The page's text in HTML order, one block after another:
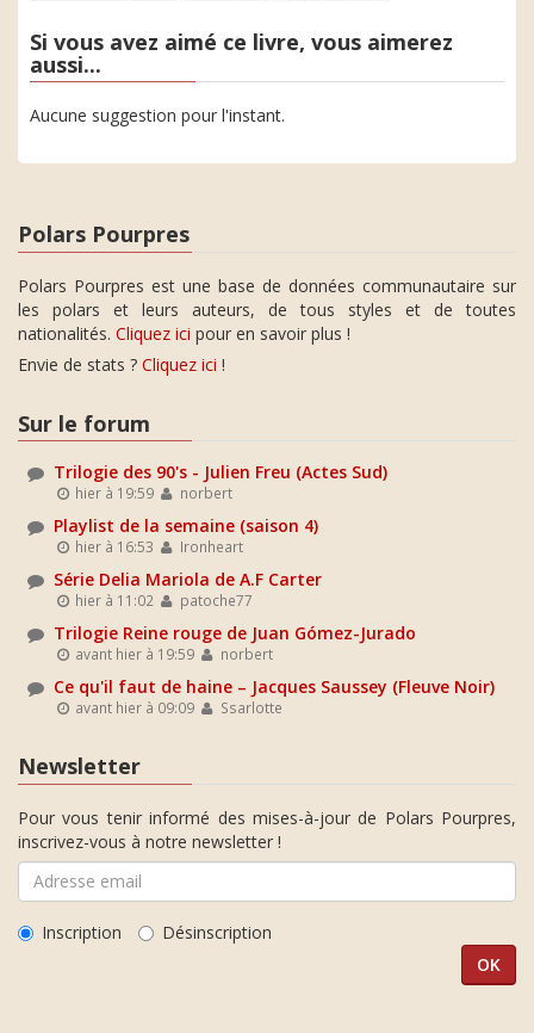
Si vous avez aimé ce livre, vous aimerez
aussi...
Aucune suggestion pour l'instant.
Polars Pourpres
Polars Pourpres est une base de données communautaire sur
les polars et leurs auteurs, de tous styles et de toutes
nationalités. Cliquez ici pour en savoir plus !
Envie de stats ? Cliquez ici !
Sur le forum
Trilogie des 90's - Julien Freu (Actes Sud)
hier à 19:59 norbert
Playlist de la semaine (saison 4)
hier à 16:53 Ironheart
Série Delia Mariola de A.F Carter
hier à 11:02 patoche77
Trilogie Reine rouge de Juan Gómez-Jurado
avant hier à 19:59 norbert
Ce qu'il faut de haine – Jacques Saussey (Fleuve Noir)
avant hier à 09:09 Ssarlotte
Newsletter
Pour vous tenir informé des mises-à-jour de Polars Pourpres,
inscrivez-vous à notre newsletter !
Inscription Désinscription